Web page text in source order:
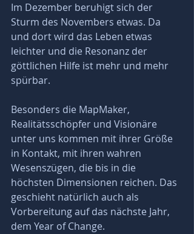
Im Dezember beruhigt sich der
Sturm des Novembers etwas. Da
und dort wird das Leben etwas
leichter und die Resonanz der
göttlichen Hilfe ist mehr und mehr
spürbar.
Besonders die MapMaker,
Realitätsschöpfer und Visionäre
unter uns kommen mit ihrer Größe
in Kontakt, mit ihren wahren
Wesenszügen, die bis in die
höchsten Dimensionen reichen. Das
geschieht natürlich auch als
Vorbereitung auf das nächste Jahr,
dem Year of Change.